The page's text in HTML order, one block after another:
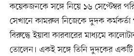
কয়েকজনকে সঙ্গে নিয়ে ১৬ সেপ্টেম্বর
সেখানে কামরুল নিজেকে দুদক কর্মকর্তা
বিরুদ্ধে ইয়াবা কারবারের মাধ্যমে
তোলেন। একই সঙ্গে তিনি দুদকের